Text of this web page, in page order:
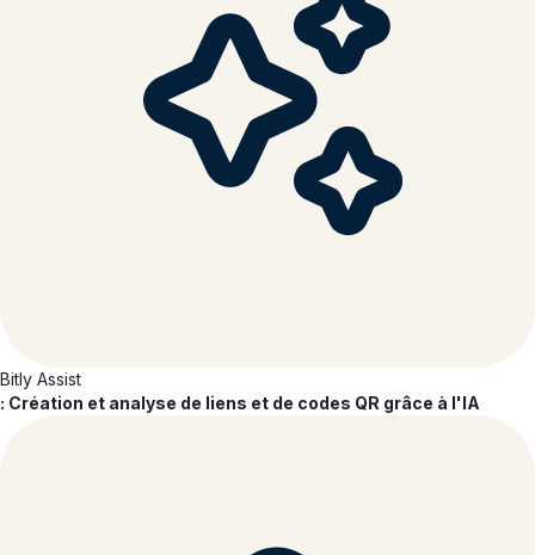
Bitly Assist
: Création et analyse de liens et de codes QR grâce à l'IA